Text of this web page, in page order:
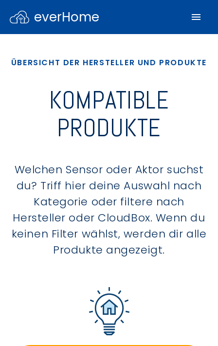
everHome
ÜBERSICHT DER HERSTELLER UND PRODUKTE
KOMPATIBLE
PRODUKTE
Welchen Sensor oder Aktor suchst
du? Triff hier deine Auswahl nach
Kategorie oder filtere nach
Hersteller oder CloudBox. Wenn du
keinen Filter wählst, werden dir alle
Produkte angezeigt.